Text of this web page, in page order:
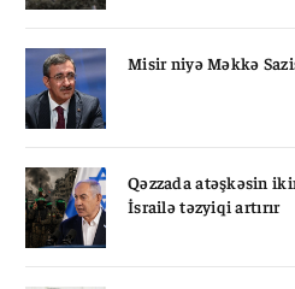
Misir niyə Məkkə
Qəzzada atəşkəsin
İsrailə təzyiqi artırır